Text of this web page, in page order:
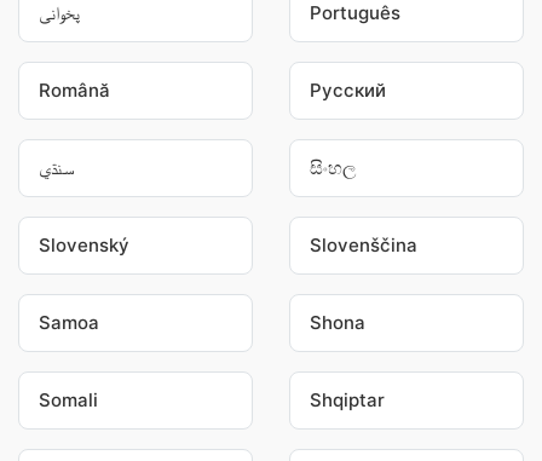
پخوانی Português
Română Pусский
سنڌي සිංහල
Slovenský Slovenščina
Samoa Shona
Somali Shqiptar